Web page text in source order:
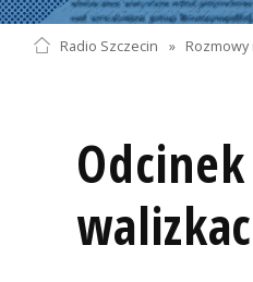
Radio Szczecin »